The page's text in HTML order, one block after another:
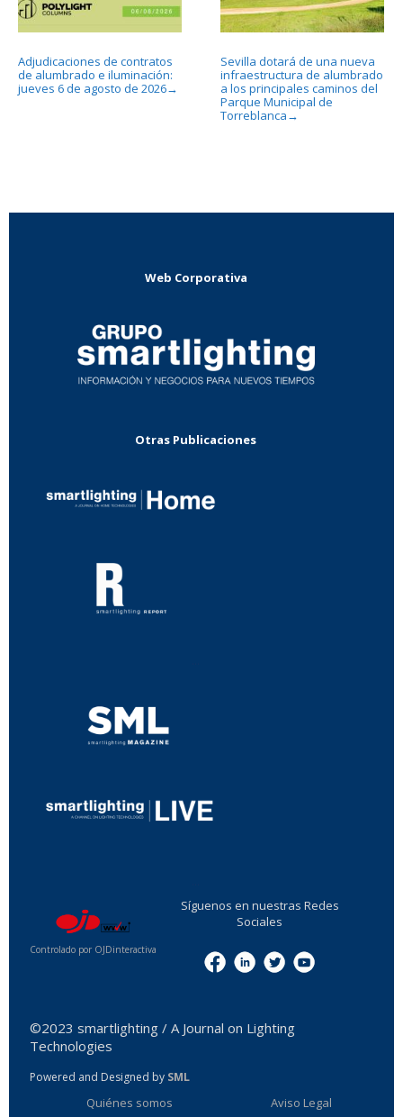
Adjudicaciones de contratos
de alumbrado e iluminación:
jueves 6 de agosto de 2026→
Sevilla dotará de una nueva
infraestructura de alumbrado
a los principales caminos del
Parque Municipal de
Torreblanca →
Web Corporativa
Otras Publicaciones
Controlado por OJDinteractiva
Síguenos en nuestras Redes
Sociales
©2023 smartlighting / A Journal on Lighting
Technologies
Powered and Designed by SML
Quiénes somos Aviso Legal